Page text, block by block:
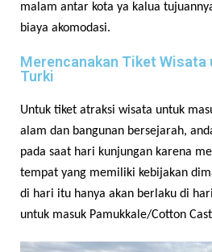
malam antar kota ya kalua
biaya akomodasi.
Merencanakan Tiket Wisata
Turki
Untuk tiket atraksi wisata untuk
alam dan bangunan bersejarah,
pada saat hari kunjungan karena
tempat yang memiliki kebijakan
di hari itu hanya akan berlaku di
untuk masuk Pamukkale/Cotton